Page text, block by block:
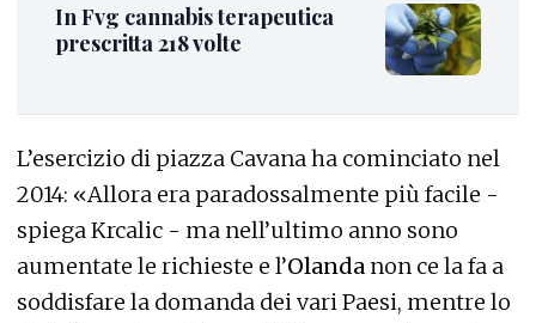
In Fvg cannabis terapeutica
prescritta 218 volte
L’esercizio di piazza Cavana ha cominciato nel
2014: «Allora era paradossalmente più facile -
spiega Krcalic - ma nell’ultimo anno sono
aumentate le richieste e l’Olanda non ce la fa a
soddisfare la domanda dei vari Paesi, mentre lo